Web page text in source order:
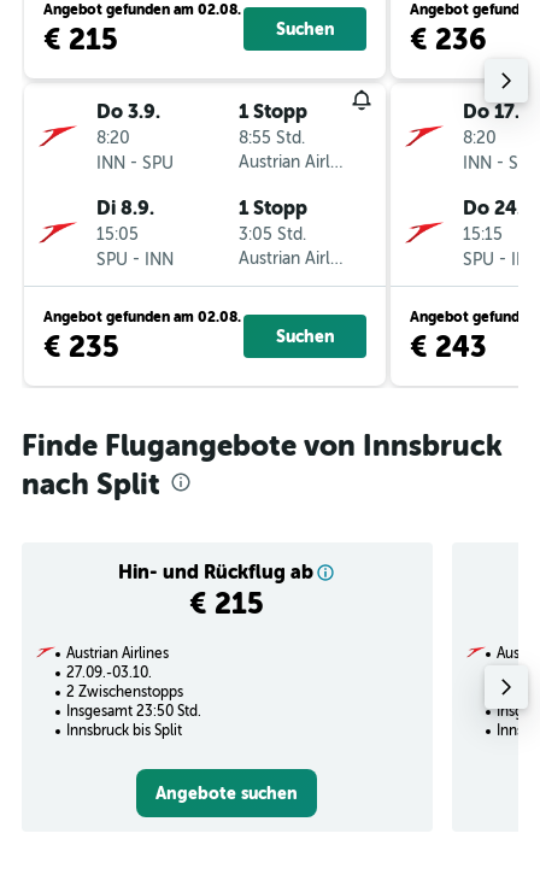
Angebot gefunden am 02.08.
€ 215 Suchen
Do 3.9.
8:20
INN - SPU
1 Stopp
8:55 Std.
Austrian Airlines
Di 8.9.
15:05
SPU - INN
1 Stopp
3:05 Std.
Austrian Airlines
Angebot gefunden am 02.08.
€ 235 Suchen
Angebot gefunden
€ 236
Do 17.9.
8:20
INN - SPU
Do 24.9.
15:15
SPU -
Angebot gefunden
€ 243
Finde Flugangebote von Innsbruck
nach Split
Hin- und Rückflug ab
€ 215
Austrian Airlines
27.09.-03.10.
2 Zwischenstopps
Insgesamt 23:50 Std.
Innsbruck bis Split
Angebote suchen
1